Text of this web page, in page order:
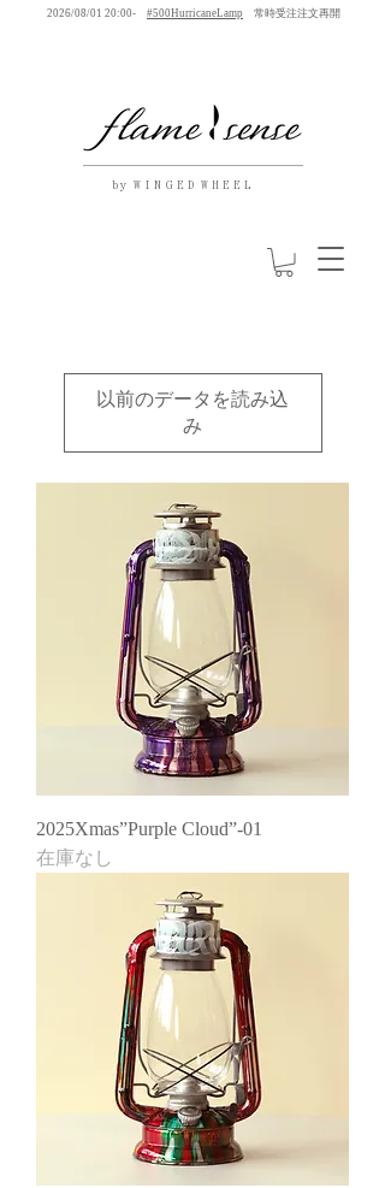
by W I N G E D W H E E L
2026/08/01 20:00- #500HurricaneLamp 常時受注注文再開
以前のデータを読み込
み
2025Xmas”Purple Cloud”-01
在庫なし